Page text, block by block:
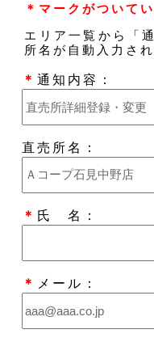
＊マークがついて
エリア一覧から「
所名が自動入力さ
＊通知内容：
直売所名：
＊ 氏 名：
＊ メール：